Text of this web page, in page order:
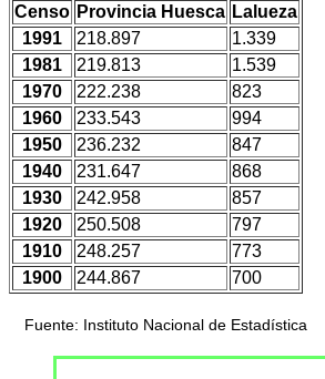
Censo Provincia Huesca Lalueza
1991
218.897
1.339
1981
219.813
1.539
1970
222.238
823
1960
233.543
994
1950
236.232
847
1940
231.647
868
1930
242.958
857
1920
250.508
797
1910
248.257
773
1900
244.867 700
Fuente: Instituto Nacional de Estadística